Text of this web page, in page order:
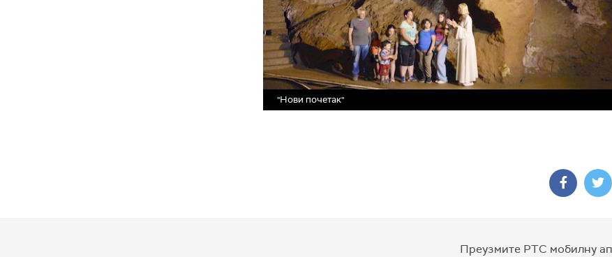
"Нови почетак"
Преузмите РТС мобилну